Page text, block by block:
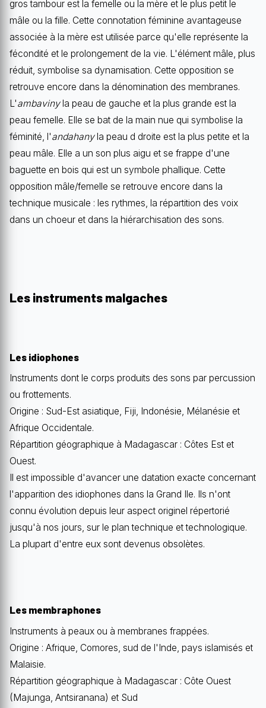
gros tambour est la femelle ou la mère et le plus petit le
mâle ou la fille. Cette connotation féminine avantageuse
associée à la mère est utilisée parce qu'elle représente la
fécondité et le prolongement de la vie. L'élément mâle, plus
réduit, symbolise sa dynamisation. Cette opposition se
retrouve encore dans la dénomination des membranes.
L'ambavinyla peau de gauche et la plus grande est la
peau femelle. Elle se bat de la main nue qui symbolise la
féminité, l'andahanyla peau d droite est la plus petite et la
peau mâle. Elle a un son plus aigu et se frappe d'une
baguette en bois qui est un symbole phallique. Cette
opposition mâle/femelle se retrouve encore dans la
technique musicale : les rythmes, la répartition des voix
dans un choeur et dans la hiérarchisation des sons.
Les instruments malgaches
Les idiophones
Instruments dont le corps produits des sons par percussion
ou frottements.
Origine : Sud-Est asiatique, Fiji, Indonésie, Mélanésie et
Afrique Occidentale.
Répartition géographique à Madagascar : Côtes Est et
Ouest.
Il est impossible d'avancer une datation exacte concernant
l'apparition des idiophones dans la Grand Ile. Ils n'ont
connu évolution depuis leur aspect originel répertorié
jusqu'à nos jours, sur le plan technique et technologique.
La plupart d'entre eux sont devenus obsolètes.
Les membraphones
Instruments à peaux ou à membranes frappées.
Origine : Afrique, Comores, sud de l'Inde, pays islamisés et
Malaisie.
Répartition géographique à Madagascar : Côte Ouest
(Majunga, Antsiranana) et Sud